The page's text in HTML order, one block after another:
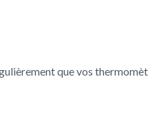
que vos